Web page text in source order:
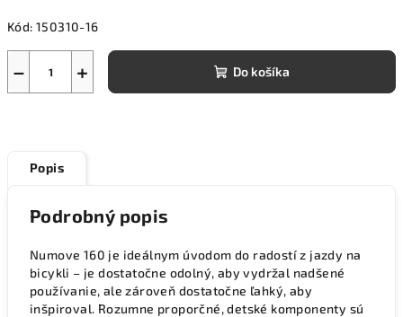
cena:
Kód: 150310-16
+
− Do košíka
Popis
Podrobný popis
Numove 160 je ideálnym úvodom do radostí z jazdy na
bicykli – je dostatočne odolný, aby vydržal nadšené
používanie, ale zároveň dostatočne ľahký, aby
inšpiroval. Rozumne proporčné, detské komponenty sú